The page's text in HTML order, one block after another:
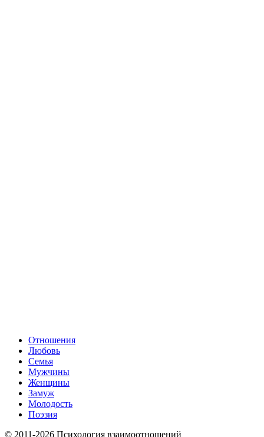
Отношения
Любовь
Семья
Мужчины
Женщины
Замуж
Молодость
Поэзия
© 2011-2026 Психология взаимоотношений